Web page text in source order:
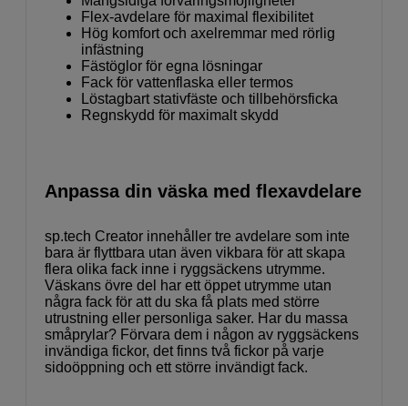
Flex-avdelare för maximal flexibilitet
Hög komfort och axelremmar med rörlig
infästning
Fästöglor för egna lösningar
Fack för vattenflaska eller termos
Löstagbart stativfäste och tillbehörsficka
Regnskydd för maximalt skydd
Anpassa din väska med flexavdelare
sp.tech Creator innehåller tre avdelare som inte
bara är flyttbara utan även vikbara för att skapa
flera olika fack inne i ryggsäckens utrymme.
Väskans övre del har ett öppet utrymme utan
några fack för att du ska få plats med större
utrustning eller personliga saker. Har du massa
småprylar? Förvara dem i någon av ryggsäckens
invändiga fickor, det finns två fickor på varje
sidoöppning och ett större invändigt fack.